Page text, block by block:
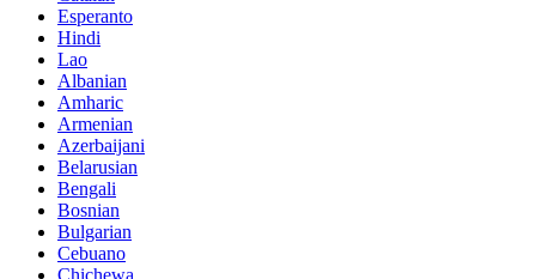
Esperanto
Hindi
Lao
Albanian
Amharic
Armenian
Azerbaijani
Belarusian
Bengali
Bosnian
Bulgarian
Cebuano